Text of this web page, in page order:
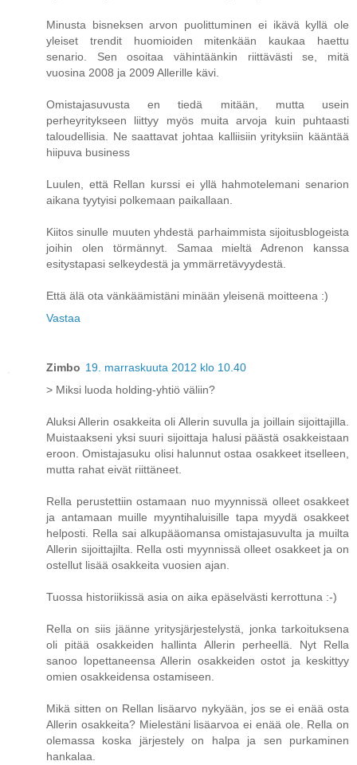
Minusta bisneksen arvon puolittuminen ei ikävä kyllä ole
yleiset trendit huomioiden mitenkään kaukaa haettu
senario. Sen osoitaa vähintäänkin riittävästi se, mitä
vuosina 2008 ja 2009 Allerille kävi.
Omistajasuvusta en tiedä mitään, mutta usein
perheyritykseen liittyy myös muita arvoja kuin puhtaasti
taloudellisia. Ne saattavat johtaa kalliisiin yrityksiin kääntää
hiipuva business
Luulen, että Rellan kurssi ei yllä hahmotelemani senarion
aikana tyytyisi polkemaan paikallaan.
Kiitos sinulle muuten yhdestä parhaimmista sijoitusblogeista
joihin olen törmännyt. Samaa mieltä Adrenon kanssa
esitystapasi selkeydestä ja ymmärretävyydestä.
Että älä ota vänkäämistäni minään yleisenä moitteena :)
Vastaa
Zimbo 19. marraskuuta 2012 klo 10.40
> Miksi luoda holding-yhtiö väliin?
Aluksi Allerin osakkeita oli Allerin suvulla ja joillain sijoittajilla.
Muistaakseni yksi suuri sijoittaja halusi päästä osakkeistaan
eroon. Omistajasuku olisi halunnut ostaa osakkeet itselleen,
mutta rahat eivät riittäneet.
Rella perustettiin ostamaan nuo myynnissä olleet osakkeet
ja antamaan muille myyntihaluisille tapa myydä osakkeet
helposti. Rella sai alkupääomansa omistajasuvulta ja muilta
Allerin sijoittajilta. Rella osti myynnissä olleet osakkeet ja on
ostellut lisää osakkeita vuosien ajan.
Tuossa historiikissä asia on aika epäselvästi kerrottuna :-)
Rella on siis jäänne yritysjärjestelystä, jonka tarkoituksena
oli pitää osakkeiden hallinta Allerin perheellä. Nyt Rella
sanoo lopettaneensa Allerin osakkeiden ostot ja keskittyy
omien osakkeidensa ostamiseen.
Mikä sitten on Rellan lisäarvo nykyään, jos se ei enää osta
Allerin osakkeita? Mielestäni lisäarvoa ei enää ole. Rella on
olemassa koska järjestely on halpa ja sen purkaminen
hankalaa.